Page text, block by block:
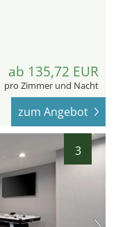
ab 135,72 EUR
pro Zimmer und Nacht
zum Angebot
3